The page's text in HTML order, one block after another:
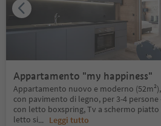
Appartamento "my happiness"
Appartamento nuovo e moderno
con pavimento di legno, per 3-4
con letto boxspring, Tv a schermo piatto
letto si... Leggi tutto